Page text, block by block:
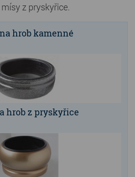
stolky
drti
obklady
kámen
z pryskyřice.
hrob kamenné
hrob z pryskyřice